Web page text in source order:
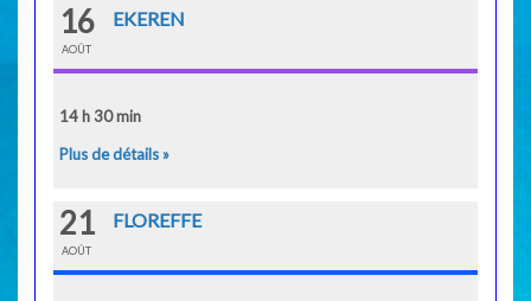
16
AOÛT
EKEREN
14 h 30 min
Plus de détails »
21
AOÛT
FLOREFFE